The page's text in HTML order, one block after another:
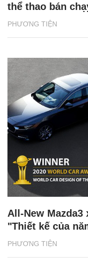
PHƯƠNG TIỆN
thể thao bán
PHƯƠNG TIỆN
All-New
"Thiết kế của